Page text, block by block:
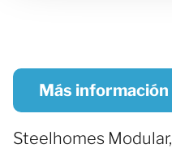
Más información
Steelhomes